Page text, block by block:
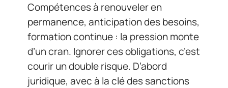
Compétences à renouveler en
permanence, anticipation des besoins,
formation continue : la pression monte
d’un cran. Ignorer ces obligations, c’est
courir un double risque. D’abord
juridique, avec à la clé des sanctions